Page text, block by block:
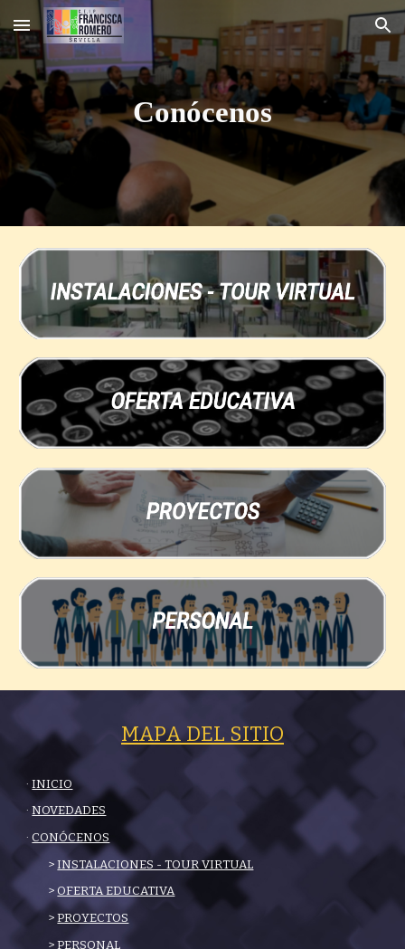
Skip to main content Skip to navigation
Conócenos
MAPA DEL SITIO
·INICIO
·NOVEDADES
·CONÓCENOS
>INSTALACIONES - TOUR VIRTUAL
>OFERTA EDUCATIVA
>PROYECTOS
>PERSONAL